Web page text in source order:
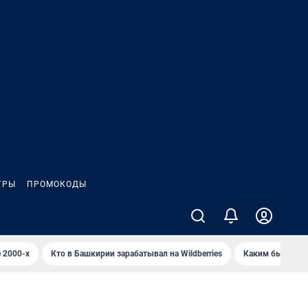
ПРОМОКОДЫ
2000-х Кто в Башкирии зарабатывал на Wildberries Каким было